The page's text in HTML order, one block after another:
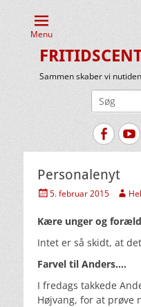
Menu
Sammen skaber vi
Personalenyt
Udgivet
5. februar 2015
Kære unger og
Intet er så skidt, at
Farvel til Anders….
I fredags takkede
Højvang, for at prøve